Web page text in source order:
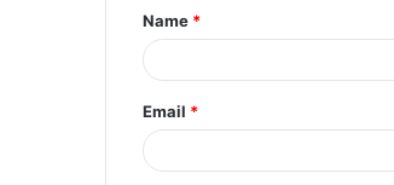
*
Name *
Email *